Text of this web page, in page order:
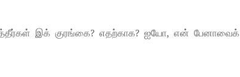
இக் குரங்கை? எதற்காக? ஐயோ, என் பேனாவைக்